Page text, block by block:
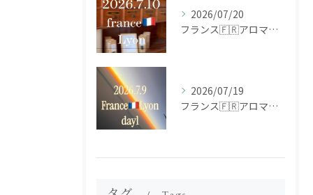
2026/07/20
フランス🇫🇷アロマ研修ツアー𝗱𝗮𝘆𝟮
2026/07/19
フランス🇫🇷アロマ研修ツアー𝗱𝗮𝘆𝟭